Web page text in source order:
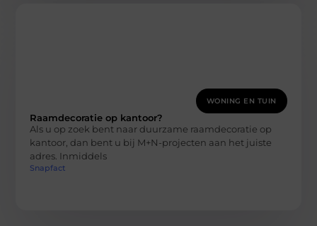
WONING EN TUIN
Raamdecoratie op kantoor?
Als u op zoek bent naar duurzame raamdecoratie op
kantoor, dan bent u bij M+N-projecten aan het juiste
adres. Inmiddels
Snapfact